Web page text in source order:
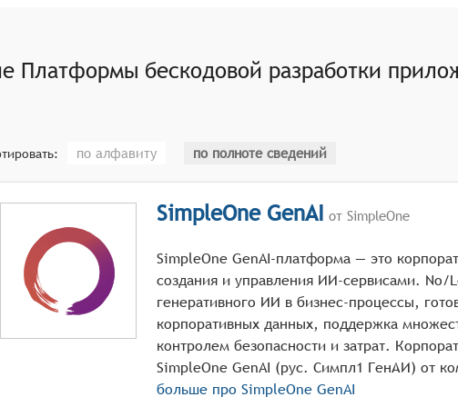
или программными интерфейсами (API) для подключения
Платформы бескодовой разработки
по алфавиту по полноте сведений
SimpleOne GenAI от SimpleOne
SimpleOne GenAI-платформа — это
создания и управления ИИ-сервисами. No/
генеративного ИИ в бизнес-процессы,
корпоративных данных, поддержка
контролем безопасности и затрат.
больше про SimpleOne GenAI